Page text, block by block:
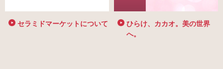
セラミドマーケットについて
ひらけ、カカオ。美の世界
へ。